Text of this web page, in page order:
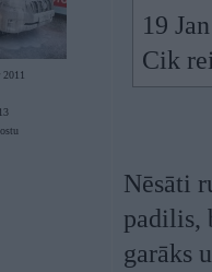
19
Cik
Nēsāti
padilis,
garāks